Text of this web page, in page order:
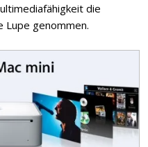
die
Lupe genommen.